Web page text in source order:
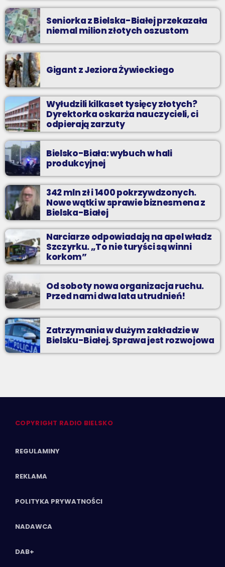
Seniorka z Bielska-Białej przekazała
niemal milion złotych oszustom
Gigant z Jeziora Żywieckiego
Wyłudzili kilkaset tysięcy złotych?
Dyrektorka oskarża nauczycieli, ci
odpierają zarzuty
Bielsko-Biała: wybuch w hali
produkcyjnej
342 mln zł i 1400 pokrzywdzonych.
Nowe wątki w sprawie biznesmena z
Bielska-Białej
Narciarze odpowiadają na apel władz
Szczyrku. „To nie turyści są winni
korkom”
Od soboty nowa organizacja ruchu.
Przed nami dwa lata utrudnień!
Zatrzymania w dużym zakładzie w
Bielsku-Białej. Sprawa jest rozwojowa
COPYRIGHT RADIO BIELSKO
REGULAMINY
REKLAMA
POLITYKA PRYWATNOŚCI
NADAWCA
DAB+